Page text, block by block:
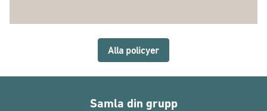
Alla policyer
Samla din grupp